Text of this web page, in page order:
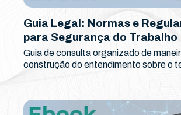
Guia Legal: Normas e
para Segurança do Trabalho
Guia de consulta organizado de
construção do entendimento sobre o